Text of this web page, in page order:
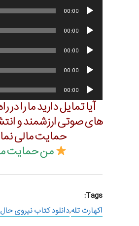
پخش‌کننده
00:00
پخش‌کننده
00:00
پخش‌کننده
00:00
پخش‌کننده
00:00
پخش‌کننده
صوت
00:00
آیا تمایل دارید ما را در
های صوتی ارزشمند و
حمایت مالی
من حمایت
Tags:
اکهارت تله,دانلود کتاب نیروی حال